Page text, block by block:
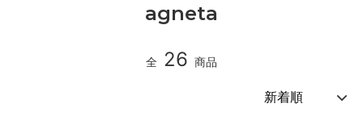
agneta
全 26 商品